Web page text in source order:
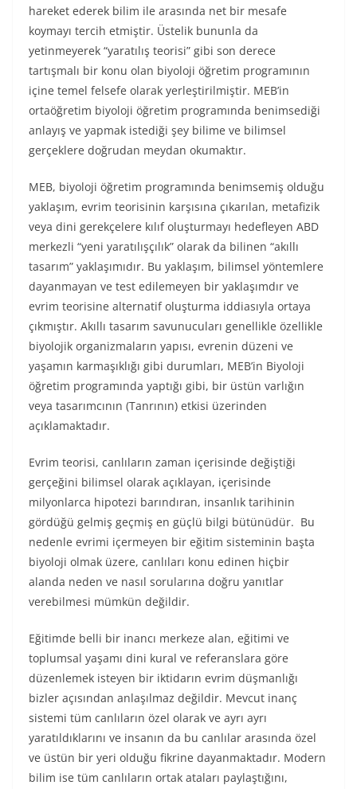
hareket ederek bilim ile arasında net bir mesafe
koymayı tercih etmiştir. Üstelik bununla da
yetinmeyerek “yaratılış teorisi” gibi son derece
tartışmalı bir konu olan biyoloji öğretim programının
içine temel felsefe olarak yerleştirilmiştir. MEB’in
ortaöğretim biyoloji öğretim programında benimsediği
anlayış ve yapmak istediği şey bilime ve bilimsel
gerçeklere doğrudan meydan okumaktır.
MEB, biyoloji öğretim programında benimsemiş olduğu
yaklaşım, evrim teorisinin karşısına çıkarılan, metafizik
veya dini gerekçelere kılıf oluşturmayı hedefleyen ABD
merkezli “yeni yaratılışçılık” olarak da bilinen “akıllı
tasarım” yaklaşımıdır. Bu yaklaşım, bilimsel yöntemlere
dayanmayan ve test edilemeyen bir yaklaşımdır ve
evrim teorisine alternatif oluşturma iddiasıyla ortaya
çıkmıştır. Akıllı tasarım savunucuları genellikle özellikle
biyolojik organizmaların yapısı, evrenin düzeni ve
yaşamın karmaşıklığı gibi durumları, MEB’in Biyoloji
öğretim programında yaptığı gibi, bir üstün varlığın
veya tasarımcının (Tanrının) etkisi üzerinden
açıklamaktadır.
Evrim teorisi, canlıların zaman içerisinde değiştiği
gerçeğini bilimsel olarak açıklayan, içerisinde
milyonlarca hipotezi barındıran, insanlık tarihinin
gördüğü gelmiş geçmiş en güçlü bilgi bütünüdür. Bu
nedenle evrimi içermeyen bir eğitim sisteminin başta
biyoloji olmak üzere, canlıları konu edinen hiçbir
alanda neden ve nasıl sorularına doğru yanıtlar
verebilmesi mümkün değildir.
Eğitimde belli bir inancı merkeze alan, eğitimi ve
toplumsal yaşamı dini kural ve referanslara göre
düzenlemek isteyen bir iktidarın evrim düşmanlığı
bizler açısından anlaşılmaz değildir. Mevcut inanç
sistemi tüm canlıların özel olarak ve ayrı ayrı
yaratıldıklarını ve insanın da bu canlılar arasında özel
ve üstün bir yeri olduğu fikrine dayanmaktadır. Modern
bilim ise tüm canlıların ortak ataları paylaştığını,